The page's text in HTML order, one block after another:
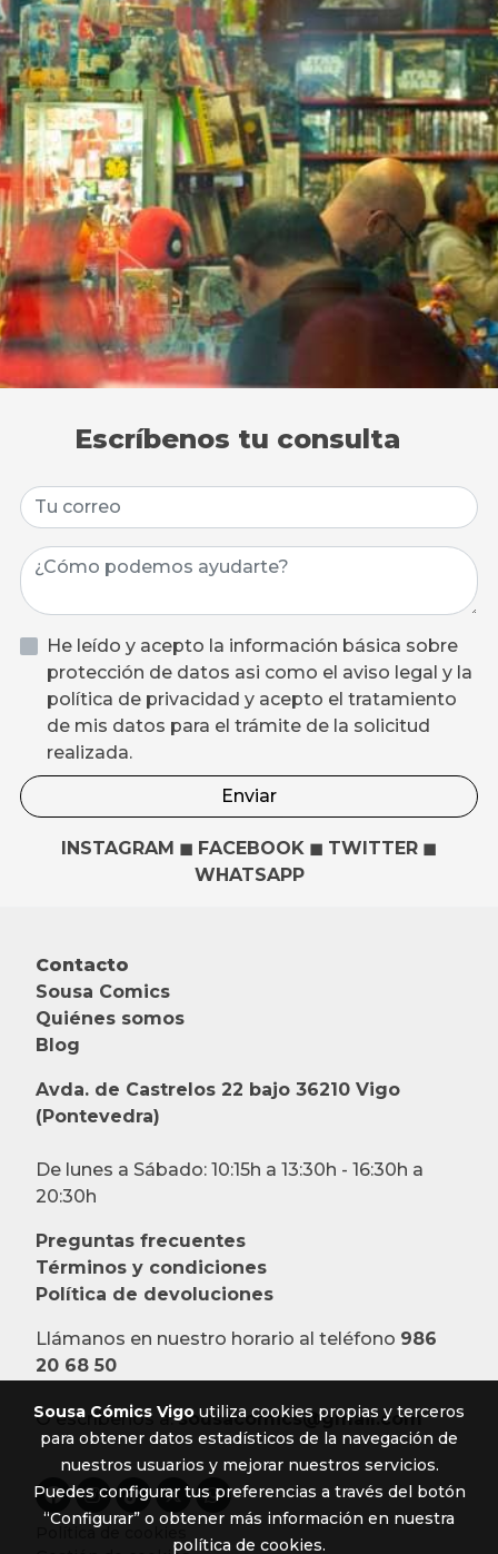
Escríbenos tu consulta
He leído y acepto la información básica sobre
protección de datos asi como el aviso legal y la
política de privacidad y acepto el tratamiento
de mis datos para el trámite de la solicitud
realizada.
Enviar
INSTAGRAM ◼ FACEBOOK ◼ TWITTER ◼
WHATSAPP
Contacto
Sousa Comics
Quiénes somos
Blog
Avda. de Castrelos 22 bajo 36210 Vigo
(Pontevedra)
De lunes a Sábado: 10:15h a 13:30h - 16:30h a
20:30h
Preguntas frecuentes
Términos y condiciones
Política de devoluciones
Llámanos en nuestro horario al teléfono 986
20 68 50
O escríbenos a:sousacomics@gmail.com
Política de cookies
Sousa Cómics Vigo utiliza cookies propias y terceros
para obtener datos estadísticos de la navegación de
nuestros usuarios y mejorar nuestros servicios.
Puedes configurar tus preferencias a través del botón
“Configurar” o obtener más información en nuestra
política de cookies.